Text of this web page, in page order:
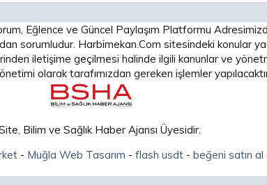
Eğlence ve Güncel Paylaşım Platformu
sorumludur. Harbimekan.Com sitesindeki konular
iletişime geçilmesi halinde ilgili kanunlar ve
olarak tarafımızdan gereken işlemler
Bilim ve Sağlık Haber Ajansı Üyesidir.
- Muğla Web Tasarım - flash usdt- beğeni satın al